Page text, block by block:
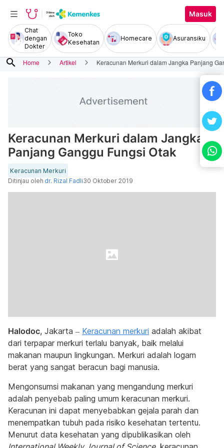
Masuk
Chat
dengan
Dokter
Toko
Kesehatan
Homecare Asuransiku
search Home Artikel Keracunan Merkuri dalam Jangka Panjang
Keracunan Merkuri dalam Jangka
Panjang Ganggu Fungsi Otak
Keracunan Merkuri
Ditinjau oleh dr. Rizal Fadli30 Oktober 2019
Halodoc, Jakarta – Keracunan merkuri adalah akibat
dari terpapar merkuri terlalu banyak, baik melalui
makanan maupun lingkungan. Merkuri adalah logam
berat yang sangat beracun bagi manusia.
Mengonsumsi makanan yang mengandung merkuri
adalah penyebab paling umum keracunan merkuri.
Keracunan ini dapat menyebabkan gejala parah dan
menempatkan tubuh pada risiko kesehatan tertentu.
Menurut data kesehatan yang dipublikasikan oleh